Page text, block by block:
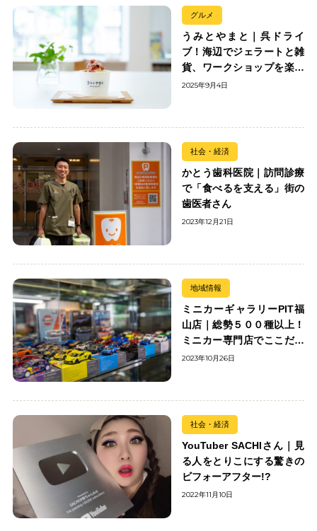
グルメ
うみとやまと｜呉ドライ
ブ！海辺でジェラートと雑
貨、ワークショップを楽し
む
2025年9月4日
社会・経済
かとう歯科医院｜訪問診療
で「食べるを支える」街の
歯医者さん
2023年12月21日
地域情報
ミニカーギャラリーPIT福
山店｜総勢５００種以上！
ミニカー専門店でここだけ
の出会いを楽しもう
2023年10月26日
社会・経済
YouTuber SACHIさん｜見
る人をとりこにする驚きの
ビフォーアフター!?
2022年11月10日